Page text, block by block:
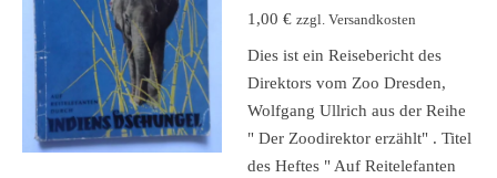
1,00 € zzgl. Versandkosten
Dies ist ein Reisebericht des
Direktors vom Zoo Dresden,
Wolfgang Ullrich aus der Reihe
" Der Zoodirektor erzählt" . Titel
des Heftes " Auf Reitelefanten